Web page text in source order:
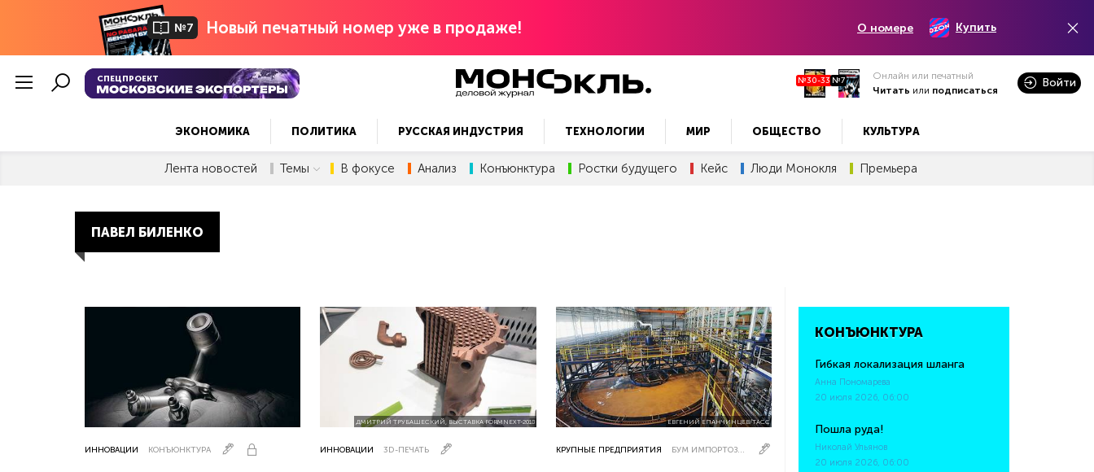
№7 Новый печатный номер уже в продаже! О номере Купить
СПЕЦПРОЕКТ №30-33 №7
Онлайн или печатный
Читать или подписаться
Войти
ЭКОНОМИКА ПОЛИТИКА РУССКАЯ ИНДУСТРИЯ ТЕХНОЛОГИИ МИР ОБЩЕСТВО КУЛЬТУРА
Лента новостей Темы В фокусе Анализ Конъюнктура Ростки будущего Кейс Люди Монокля Премьера
ПАВЕЛ БИЛЕНКО
ИННОВАЦИИ КОНЪЮНКТУРА
ДМИТРИЙ ТРУБАШЕСКИЙ, ВЫСТАВКА FORMNEXT-2018
ИННОВАЦИИ 3D-ПЕЧАТЬ
ЕВГЕНИЙ ЕПАНЧИНЦЕВ/ТАСС
КРУПНЫЕ ПРЕДПРИЯТИЯ БУМ ИМПОРТОЗАМЕЩЕНИЯ
КОНЪЮНКТУРА
Гибкая локализация шланга
Анна Пономарева
20 июля 2026, 06:00
Пошла руда!
Николай Ульянов
20 июля 2026, 06:00